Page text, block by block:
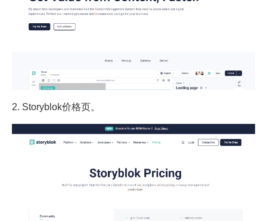
2. Storyblok价格页。